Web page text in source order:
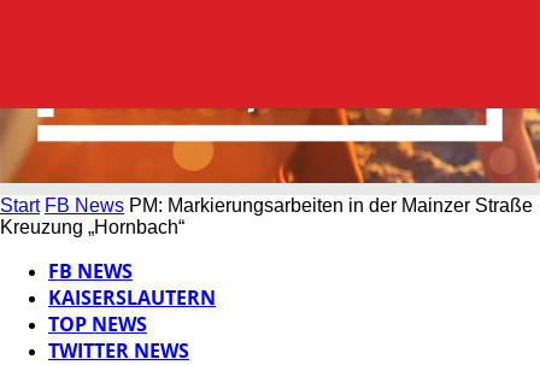
Start FB News PM: Markierungsarbeiten in der Mainzer Straße
Kreuzung „Hornbach“
FB NEWS
KAISERSLAUTERN
TOP NEWS
TWITTER NEWS